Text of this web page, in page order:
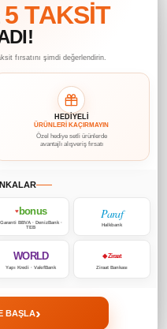
5 TAKSİT
fırsatını şimdi değerlendirin.
HEDİYELİ
ÜRÜNLERİ KAÇIRMAYIN
Özel hediye setli ürünlerde
avantajlı alışveriş fırsatı
♥bonus
Garanti BBVA · DenizBank ·
TEB
Paraf
Halkbank
WORLD
Yapı Kredi · VakıfBank
◆ Ziraat
Ziraat Bankası
BAŞLA›